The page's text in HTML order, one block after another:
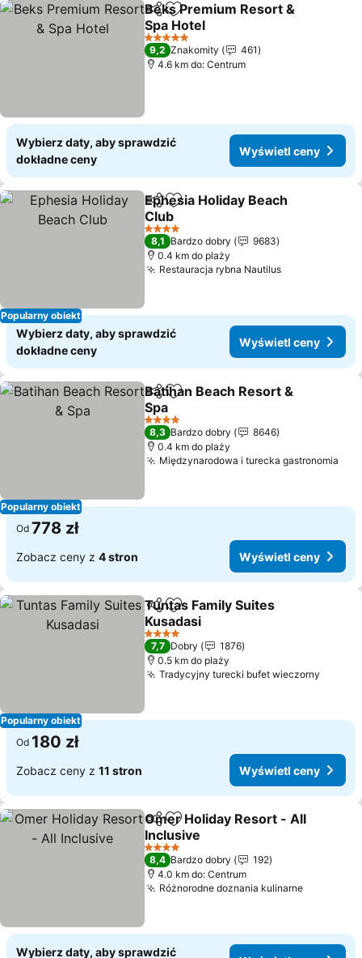
Udostępnij
Dodaj do ulubionych
Beks Premium Resort &
Spa Hotel
Wyświetl ceny
5 Kategoria
9,2 Znakomity
461
4.6 km do: Centrum
Wybierz daty, aby sprawdzić
dokładne ceny
Wyświetl ceny
Popularny obiekt
Udostępnij
Dodaj do ulubionych
Ephesia Holiday Beach
Club
Wyświetl ceny
4 Kategoria
8,1 Bardzo dobry
9683
0.4 km do plaży
Restauracja rybna NautilusWyświetl
Wybierz daty, aby sprawdzić
dokładne ceny
Wyświetl ceny
Popularny obiekt
Udostępnij
Dodaj do ulubionych
Batihan Beach Resort &
Spa
Wyświetl ceny
4 Kategoria
8,3 Bardzo dobry
8646
0.4 km do plaży
Międzynarodowa i turecka gastronomia
Od 778 zł
Zobacz ceny z 4 stron Wyświetl ceny
Popularny obiekt
Udostępnij
Dodaj do ulubionych
Tuntas Family Suites
Kusadasi
Wyświetl ceny
4 Kategoria
7,7 Dobry
1876
0.5 km do plaży
Tradycyjny turecki bufet wieczorny
Od 180 zł
Zobacz ceny z 11 stron Wyświetl ceny
Udostępnij
Dodaj do ulubionych
Omer Holiday Resort - All
Inclusive
Wyświetl ceny
4 Kategoria
8,4 Bardzo dobry
192
4.0 km do: Centrum
Różnorodne doznania kulinarneWyświetl
Wybierz daty, aby sprawdzić